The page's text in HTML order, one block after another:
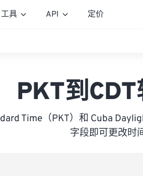
工具 API 定价
PKT到
Time（PKT）和 Cuba
字段即可更改时